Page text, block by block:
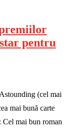
pentru
(cel mai
mai bună carte
Cel mai bun roman